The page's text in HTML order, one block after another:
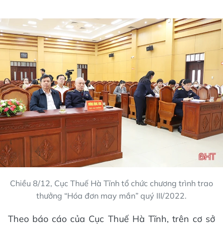
Chiều 8/12, Cục Thuế Hà Tĩnh tổ chức chương trình trao
thưởng “Hóa đơn may mắn” quý III/2022.
Theo báo cáo của Cục Thuế Hà Tĩnh, trên cơ sở